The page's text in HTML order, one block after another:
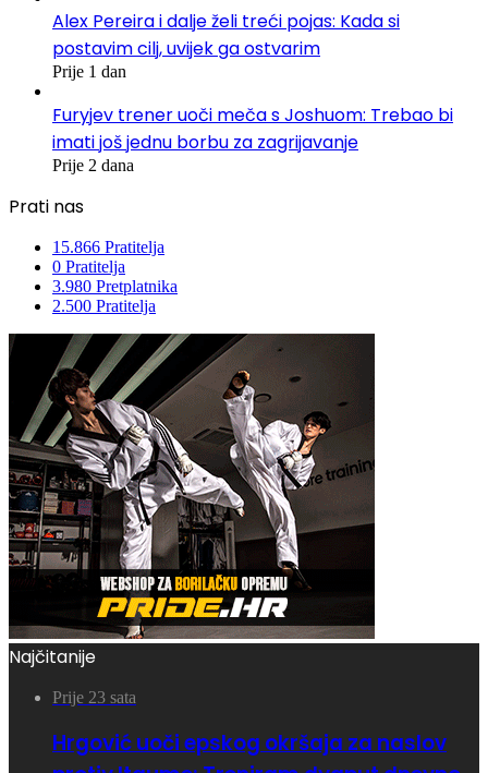
Alex Pereira i dalje želi treći pojas: Kada si
postavim cilj, uvijek ga ostvarim
Prije 1 dan
Furyjev trener uoči meča s Joshuom: Trebao bi
imati još jednu borbu za zagrijavanje
Prije 2 dana
Prati nas
15.866 Pratitelja
0 Pratitelja
3.980 Pretplatnika
2.500 Pratitelja
Najčitanije
Prije 23 sata
Hrgović uoči epskog okršaja za naslov